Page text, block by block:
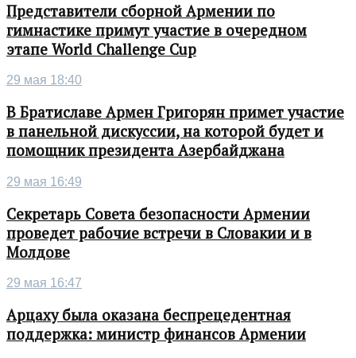
Представители сборной Армении по
гимнастике примут участие в очередном
этапе World Challenge Cup
29 мая 18:40
В Братиславе Армен Григорян примет участие
в панельной дискуссии, на которой будет и
помощник президента Азербайджана
29 мая 16:49
Секретарь Совета безопасности Армении
проведет рабочие встречи в Словакии и в
Молдове
29 мая 16:47
Арцаху была оказана беспрецедентная
поддержка: министр финансов Армении